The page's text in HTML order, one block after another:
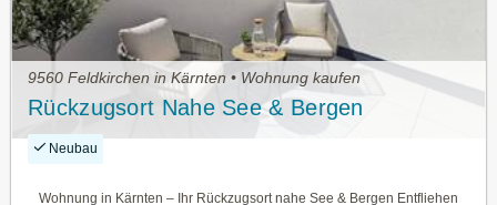
9560 Feldkirchen in Kärnten • Wohnung kaufen
Rückzugsort Nahe See & Bergen
Neubau
Wohnung in Kärnten – Ihr Rückzugsort nahe See & Bergen Entfliehen